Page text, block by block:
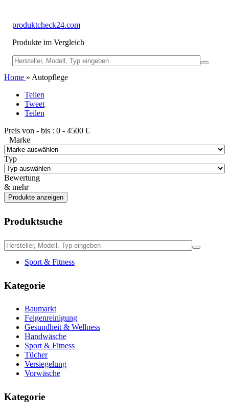
produktcheck24.com
Produkte im Vergleich
Home » Autopflege
Teilen
Tweet
Teilen
Preis von - bis : 0 - 4500 €
Marke
Typ
Bewertung
& mehr
Produktsuche
Sport & Fitness
Kategorie
Baumarkt
Felgenreinigung
Gesundheit & Wellness
Handwäsche
Sport & Fitness
Tücher
Versiegelung
Vorwäsche
Kategorie